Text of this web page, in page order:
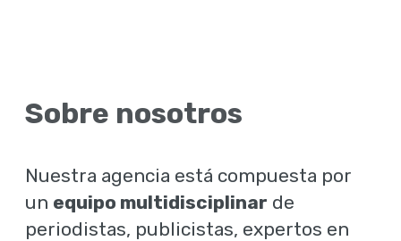
Sobre nosotros
Nuestra agencia está compuesta por
un equipo multidisciplinar de
periodistas, publicistas, expertos en